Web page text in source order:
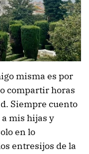
misma es por
compartir horas
Siempre cuento
mis hijas y
en lo
entresijos de la